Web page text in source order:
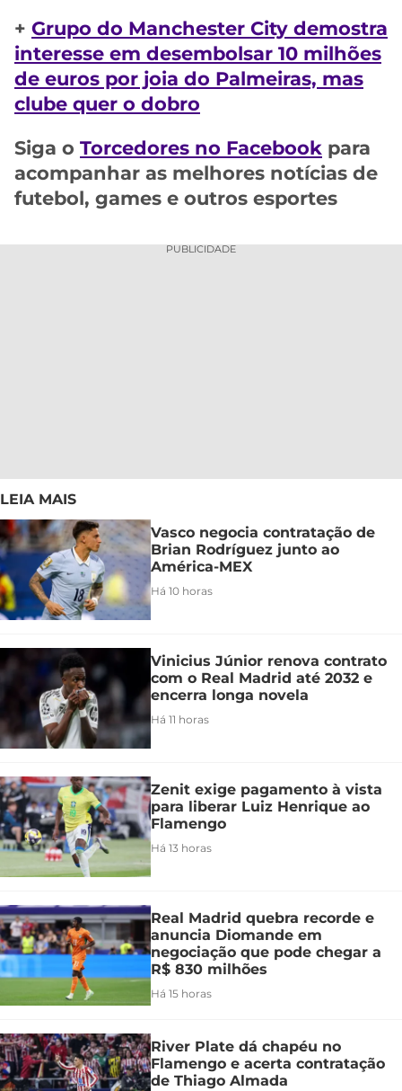
+ Grupo do Manchester City demostra
interesse em desembolsar 10 milhões
de euros por joia do Palmeiras, mas
clube quer o dobro
Siga o Torcedores no Facebook para
acompanhar as melhores notícias de
futebol, games e outros esportes
PUBLICIDADE
LEIA MAIS
Vasco negocia contratação de
Brian Rodríguez junto ao
América-MEX
Há 10 horas
Vinicius Júnior renova contrato
com o Real Madrid até 2032 e
encerra longa novela
Há 11 horas
Zenit exige pagamento à vista
para liberar Luiz Henrique ao
Flamengo
Há 13 horas
Real Madrid quebra recorde e
anuncia Diomande em
negociação que pode chegar a
R$ 830 milhões
Há 15 horas
River Plate dá chapéu no
Flamengo e acerta contratação
de Thiago Almada